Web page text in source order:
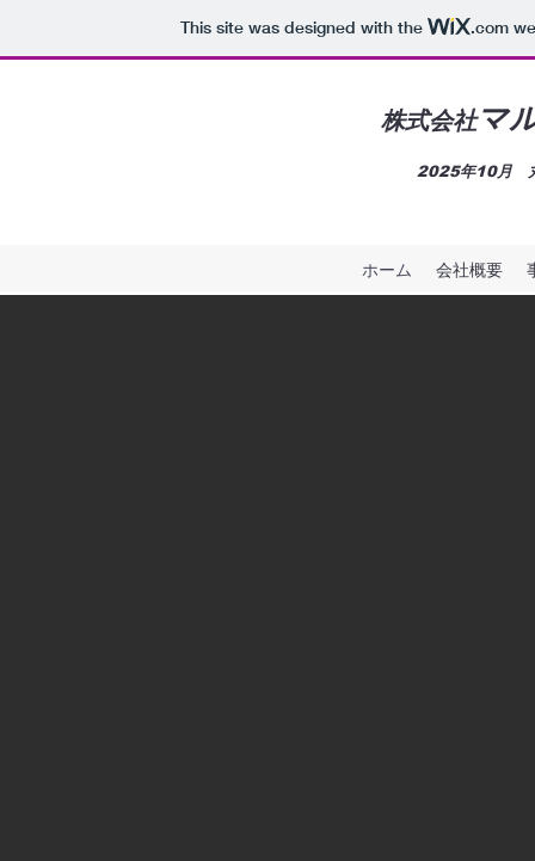
This site was designed with the .com
株式会社マ
​2025年10月 丸
ホーム 会社概要